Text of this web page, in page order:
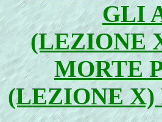
GLI
(LEZIONE
MORTE
(LEZIONE X)